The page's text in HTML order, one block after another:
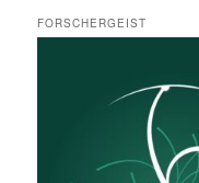
FORSCHERGEIST